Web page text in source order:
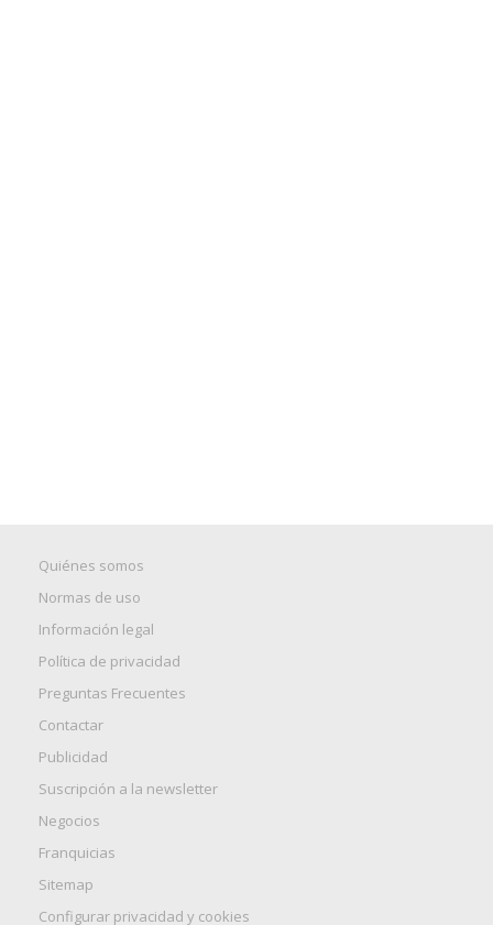
Quiénes somos
Normas de uso
Información legal
Política de privacidad
Preguntas Frecuentes
Contactar
Publicidad
Suscripción a la newsletter
Negocios
Franquicias
Sitemap
Configurar privacidad y cookies